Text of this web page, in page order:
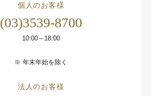
個人のお客様
(03)3539-8700
10:00～18:00
※ 年末年始を除く
法人のお客様